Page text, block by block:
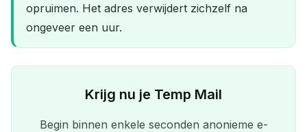
opruimen. Het adres verwijdert zichzelf na
ongeveer een uur.
Krijg nu je Temp Mail
Begin binnen enkele seconden anonieme e-